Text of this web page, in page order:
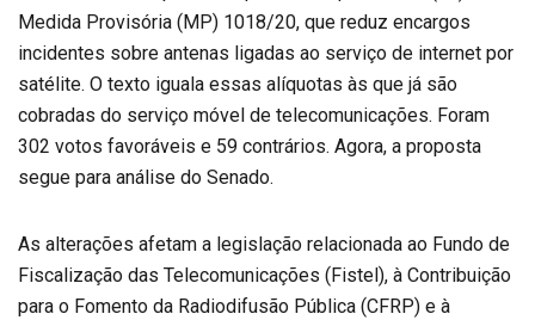
Medida Provisória (MP) 1018/20, que reduz encargos
incidentes sobre antenas ligadas ao serviço de internet por
satélite. O texto iguala essas alíquotas às que já são
cobradas do serviço móvel de telecomunicações. Foram
302 votos favoráveis e 59 contrários. Agora, a proposta
segue para análise do Senado.
As alterações afetam a legislação relacionada ao Fundo de
Fiscalização das Telecomunicações (Fistel), à Contribuição
para o Fomento da Radiodifusão Pública (CFRP) e à